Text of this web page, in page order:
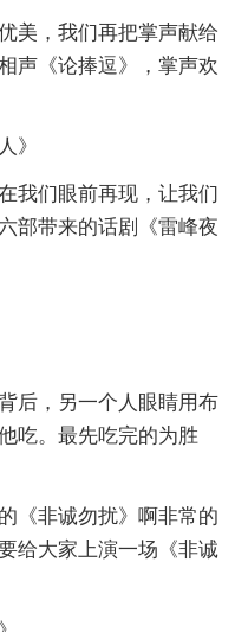
美，我们再把掌声献给
声《论捧逗》，掌声欢
》
我们眼前再现，让我们
部带来的话剧《雷峰夜
后，另一个人眼睛用布
吃。最先吃完的为胜
《非诚勿扰》啊非常的
给大家上演一场《非诚